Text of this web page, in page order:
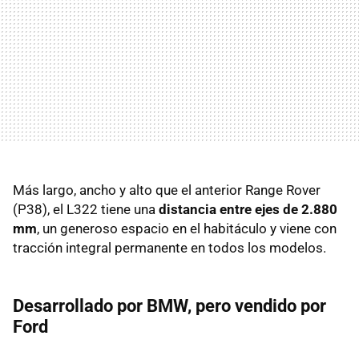
Más largo, ancho y alto que el anterior Range Rover
(P38), el L322 tiene una distancia entre ejes de 2.880
mm, un generoso espacio en el habitáculo y viene con
tracción integral permanente en todos los modelos.
Desarrollado por BMW, pero vendido por
Ford